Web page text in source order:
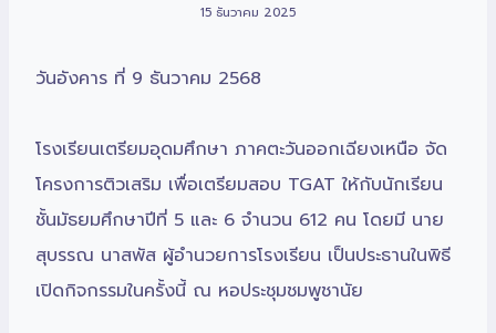
15 ธันวาคม 2025
วันอังคาร ที่ 9 ธันวาคม 2568
โรงเรียนเตรียมอุดมศึกษา ภาคตะวันออกเฉียงเหนือ จัด
โครงการติวเสริม เพื่อเตรียมสอบ TGAT ให้กับนักเรียน
ชั้นมัธยมศึกษาปีที่ 5 และ 6 จำนวน 612 คน โดยมี นาย
สุบรรณ นาสพัส ผู้อำนวยการโรงเรียน เป็นประธานในพิธี
เปิดกิจกรรมในครั้งนี้ ณ หอประชุมชมพูชานัย